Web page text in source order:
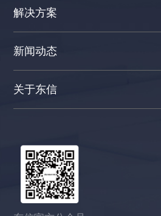
解决方案
新闻动态
关于东信